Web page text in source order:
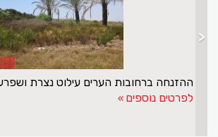
ההזנחה
<